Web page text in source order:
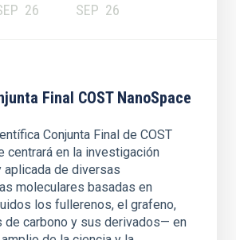
26 SEP 26
Final COST NanoSpace
Conjunta Final de COST
centrará en la investigación
aplicada de diversas
moleculares basadas en
los fullerenos, el grafeno,
de carbono y sus derivados— en